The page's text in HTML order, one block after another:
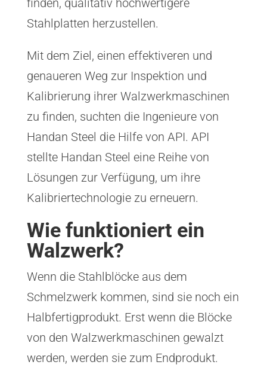
finden, qualitativ hochwertigere
Stahlplatten herzustellen.
Mit dem Ziel, einen effektiveren und
genaueren Weg zur Inspektion und
Kalibrierung ihrer Walzwerkmaschinen
zu finden, suchten die Ingenieure von
Handan Steel die Hilfe von API. API
stellte Handan Steel eine Reihe von
Lösungen zur Verfügung, um ihre
Kalibriertechnologie zu erneuern.
Wie funktioniert ein
Walzwerk?
Wenn die Stahlblöcke aus dem
Schmelzwerk kommen, sind sie noch ein
Halbfertigprodukt. Erst wenn die Blöcke
von den Walzwerkmaschinen gewalzt
werden, werden sie zum Endprodukt.